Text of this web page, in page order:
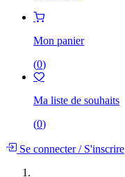
Mon panier
(0)
Ma liste de souhaits
(0)
Se connecter/S'inscrire